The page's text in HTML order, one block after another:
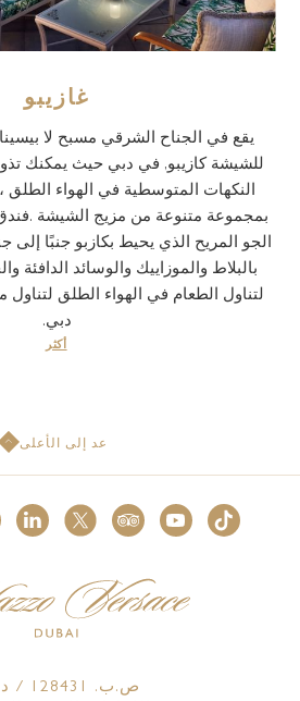
غازيبو
يقع في الجناح الشرقي مسبح لا
للشيشة كازيبو, في دبي حيث يمكنك
النكهات المتوسطية في الهواء الطلق
بمجموعة متنوعة من مزيج الشيشة
الجو المريح الذي يحيط بكازبو جنبًا إلى
بالبلاط والموزاييك والوسائد الدافئة
لتناول الطعام في الهواء الطلق
دبي.
أكثر
عد إلى الأعلى
ص.ب.